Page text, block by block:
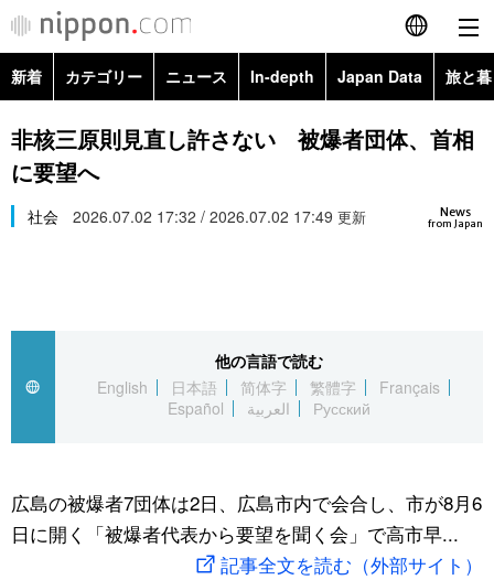
English
简体字
Русский
カテゴリー
経済・ビジネス
国際
文化
トップ
アーカイブ
In-depth
Japan Data
動画/Live
新着 カテゴリー ニュース In-depth Japan Data 旅と
政治・外交
経済・ビジネス
スポーツ・東京2020
Topics
非核三原則見直し許さない 被爆者団体、首相
に要望へ
News
from Japan
社会 2026.07.02 17:32 / 2026.07.02 17:49 更新
他の言語で読む
English
日本語 简体字 繁體字
Français
Español
العربية Русский
広島の被爆者7団体は2日、広島市内で会合し、市が8月6
日に開く「被爆者代表から要望を聞く会」で高市早...
記事全文を読む（外部サイト）